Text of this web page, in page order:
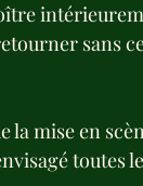
sans
la mise en
toutes